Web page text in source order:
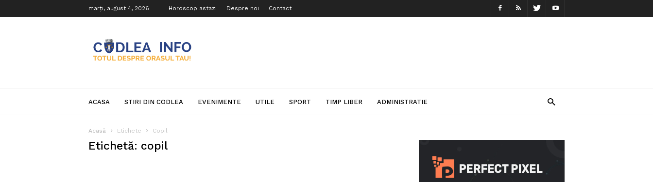
marți, august 4, 2026 Horoscop astazi Despre noi Contact
Info
ACASA STIRI DIN CODLEA EVENIMENTE UTILE SPORT TIMP LIBER ADMINISTRATIE
Acasă Etichete Copil
Etichetă: copil